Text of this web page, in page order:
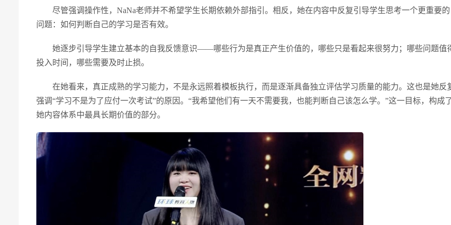
尽管强调操作性，NaNa老师并不希望学生长期依赖外部指引。相反，她在内容中反复引导学生思考一个更重要的
问题：如何判断自己的学习是否有效。
她逐步引导学生建立基本的自我反馈意识——哪些行为是真正产生价值的，哪些只是看起来很努力；哪些问题值
投入时间，哪些需要及时止损。
在她看来，真正成熟的学习能力，不是永远照着模板执行，而是逐渐具备独立评估学习质量的能力。这也是她反
强调“学习不是为了应付一次考试”的原因。“我希望他们有一天不需要我，也能判断自己该怎么学。”这一目标，构成
她内容体系中最具长期价值的部分。